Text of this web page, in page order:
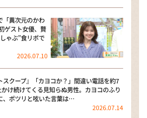
「異次元のかわ
ゲスト女優、贅
ゃぶ”食リポで
2026.07.10
スクープ』「カヨコか？」間違い電話を約7
け続けてくる見知らぬ男性。カヨコのふり
、ポツリと呟いた言葉は…
2026.07.14